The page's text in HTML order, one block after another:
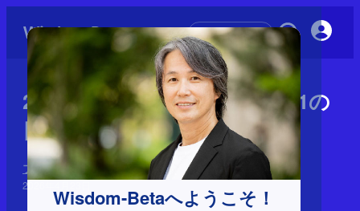
Wisdom-Betaへようこそ！
初めての方へ
2-5-15：ブランディングの第1の
目的：想起率を高める
ブランディングの誤解
2026年4月23日